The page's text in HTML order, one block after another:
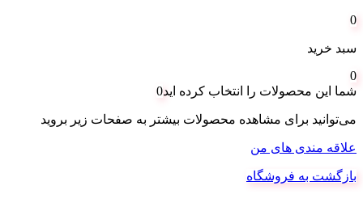
0
سبد خرید
0
شما این محصولات را انتخاب کرده اید0
می‌توانید برای مشاهده محصولات بیشتر به صفحات زیر بروید
علاقه مندی های من
بازگشت به فروشگاه